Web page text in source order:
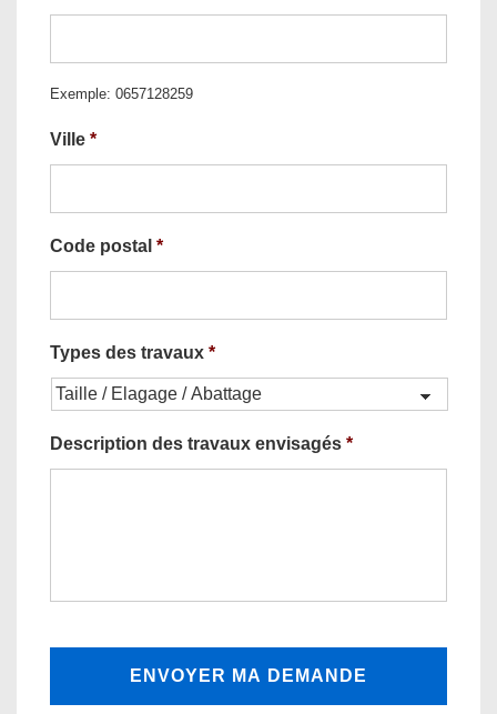
Exemple: 0657128259
Ville *
Code postal *
Types des travaux *
Description des travaux envisagés *